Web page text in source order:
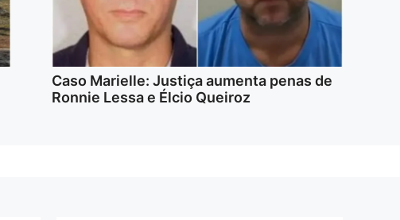
Caso Marielle: Justiça aumenta penas de
Ronnie Lessa e Élcio Queiroz